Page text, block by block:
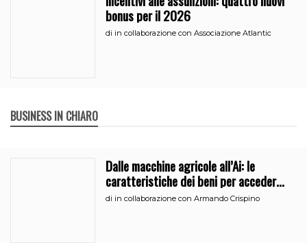
bonus per il 2026
di in collaborazione con Associazione Atlantic
BUSINESS IN CHIARO
Dalle macchine agricole all’Ai: le
caratteristiche dei beni per accedere
all’iperammortamento
di in collaborazione con Armando Crispino